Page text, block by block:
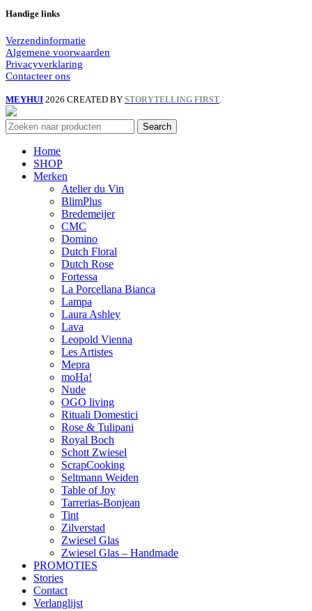
Handige links
Verzendinformatie
Algemene voorwaarden
Privacyverklaring
Contacteer ons
MEYHUI 2026 CREATED BY STORYTELLING FIRST.
Search
Home
SHOP
Merken
Atelier du Vin
BlimPlus
Bredemeijer
CMC
Domino
Dutch Floral
Dutch Rose
Fortessa
La Porcellana Bianca
Lampa
Laura Ashley
Lava
Leopold Vienna
Les Artistes
Mepra
moHa!
Nude
OGO living
Rituali Domestici
Rose & Tulipani
Royal Boch
Schott Zwiesel
ScrapCooking
Seltmann Weiden
Table of Joy
Tarrerias-Bonjean
Tint
Zilverstad
Zwiesel Glas
Zwiesel Glas – Handmade
PROMOTIES
Stories
Contact
Verlanglijst